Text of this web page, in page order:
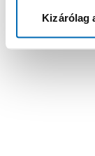
Kizárólag